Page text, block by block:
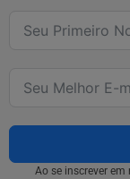
Ao se inscrever